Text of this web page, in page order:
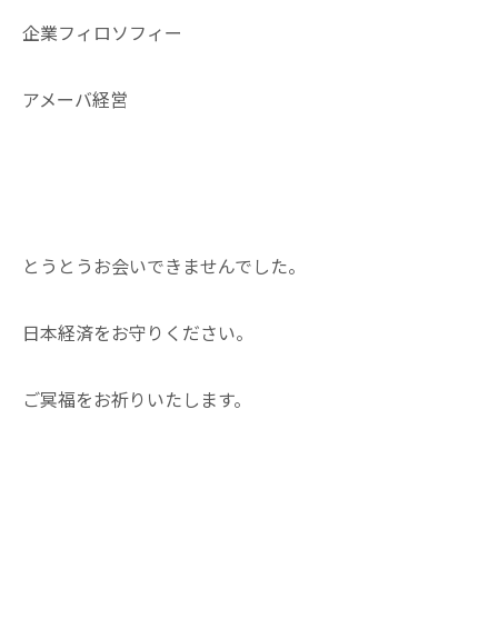
企業フィロソフィー
アメーバ経営
とうとうお会いできませんでした。
日本経済をお守りください。
ご冥福をお祈りいたします。